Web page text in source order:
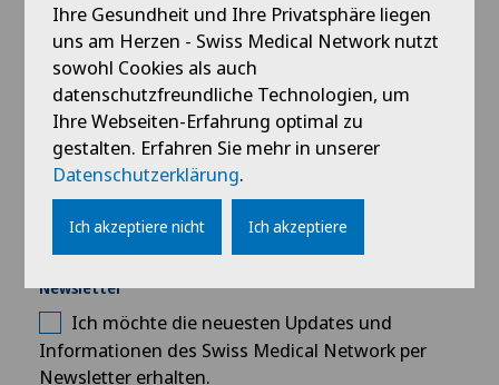
Hiermit bestätige ich die Richtigkeit meiner
Angaben sowie, dass Swiss Medical Network mir
im Rahmen meiner Anfrage relevante
Informationen zukommen lassen kann und
akzeptiere dieDatenschutzerklärung.
Wie sind Sie auf uns aufmerksam geworden?
Newsletter
Ich möchte die neuesten Updates und
Informationen des Swiss Medical Network per
Newsletter erhalten.
Ihre Gesundheit und Ihre Privatsphäre liegen
uns am Herzen - Swiss Medical Network nutzt
sowohl Cookies als auch
datenschutzfreundliche Technologien, um
Ihre Webseiten-Erfahrung optimal zu
gestalten. Erfahren Sie mehr in unserer
Datenschutzerklärung.
Ich akzeptiere nicht Ich akzeptiere